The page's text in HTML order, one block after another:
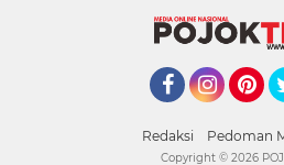
Redaksi Pedoman
Copyright © 2026